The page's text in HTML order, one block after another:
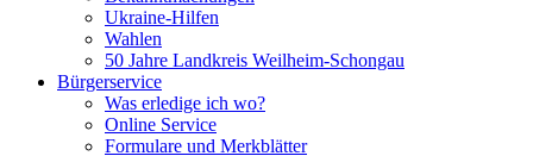
Ukraine-Hilfen
Wahlen
50 Jahre Landkreis Weilheim-Schongau
Bürgerservice
Was erledige ich wo?
Online Service
Formulare und Merkblätter